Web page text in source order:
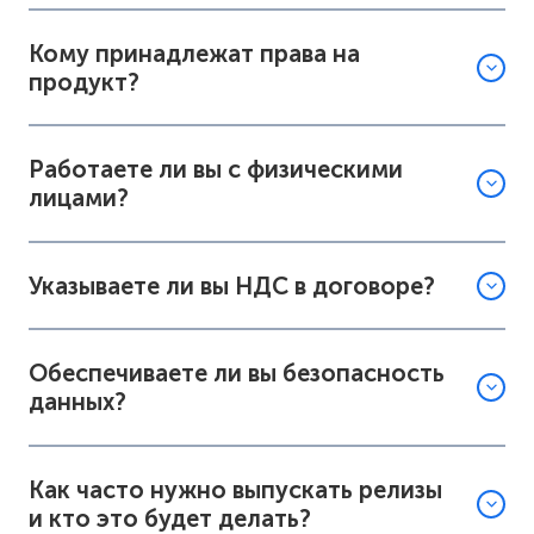
утвержденные гайдлайны по обеим
платформам, что значительно упрощает
тестирование интерфейса.
Стоимость. Код пишется и тестируется
отдельно для каждой платформы iOS и
Android. Хотя это не всегда так. Часто бывает,
что итоговая стоимость разработки нативного
и кроссплатформенного приложения
практически одинаковая;
Срок. Чаще всего (но опять же, не всегда),
больше времени, чем разработка
кроссплатформенного решения.
Кому принадлежат права на
продукт?
Работаете ли вы с физическими
лицами?
Указываете ли вы НДС в договоре?
Обеспечиваете ли вы безопасность
данных?
Как часто нужно выпускать релизы
и кто это будет делать?